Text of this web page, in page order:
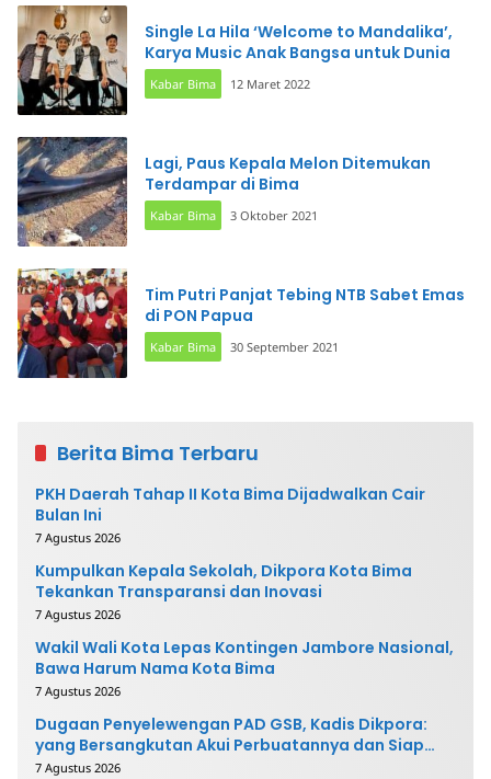
Single La Hila ‘Welcome to Mandalika’,
Karya Music Anak Bangsa untuk Dunia
Kabar Bima 12 Maret 2022
Lagi, Paus Kepala Melon Ditemukan
Terdampar di Bima
Kabar Bima 3 Oktober 2021
Tim Putri Panjat Tebing NTB Sabet Emas
di PON Papua
Kabar Bima 30 September 2021
Berita Bima Terbaru
PKH Daerah Tahap II Kota Bima Dijadwalkan Cair
Bulan Ini
7 Agustus 2026
Kumpulkan Kepala Sekolah, Dikpora Kota Bima
Tekankan Transparansi dan Inovasi
7 Agustus 2026
Wakil Wali Kota Lepas Kontingen Jambore Nasional,
Bawa Harum Nama Kota Bima
7 Agustus 2026
Dugaan Penyelewengan PAD GSB, Kadis Dikpora:
yang Bersangkutan Akui Perbuatannya dan Siap
Mengembalikan Uang
7 Agustus 2026